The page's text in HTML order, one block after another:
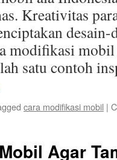
Kreativitas
desain-
modifikasi
satu contoh
cara modifikasi mobil |
Agar